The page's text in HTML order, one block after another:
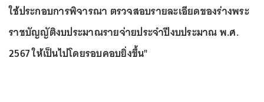
ใช้ประกอบการพิจารณา ตรวจสอบรายละเอียดของร่างพระ
ราชบัญญัติงบประมาณรายจ่ายประจำปีงบประมาณ พ.ศ.
2567 ให้เป็นไปโดยรอบคอบยิ่งขึ้น"